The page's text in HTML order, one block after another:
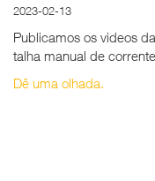
2023-02-13
Publicamos os videos
talha manual de
Dê uma olhada.